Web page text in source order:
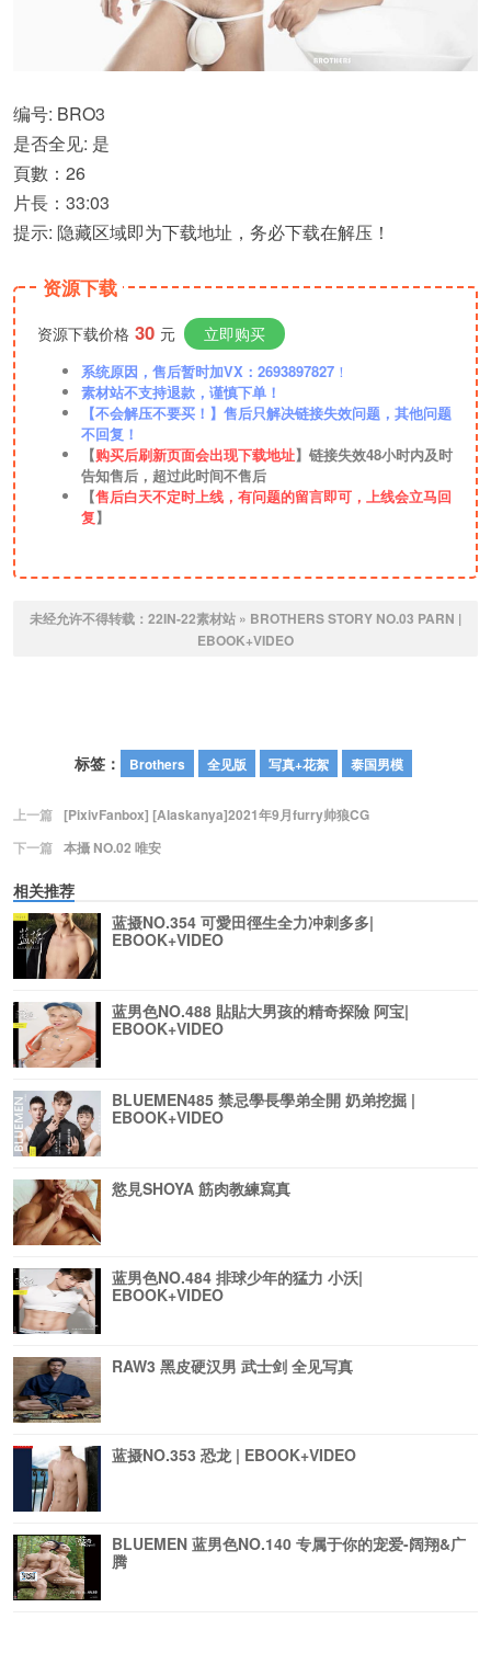
编号: BRO3
是否全见: 是
頁數：26
片長：33:03
提示: 隐藏区域即为下载地址，务必下载在解压！
资源下载
资源下载价格 30 元 立即购买
系统原因，售后暂时加VX：2693897827 ！
素材站不支持退款，谨慎下单！
【不会解压不要买！】售后只解决链接失效问题，其他问题
不回复！
【购买后刷新页面会出现下载地址】链接失效48小时内及时
告知售后，超过此时间不售后
【售后白天不定时上线，有问题的留言即可，上线会立马回
复】
未经允许不得转载： 22IN-22素材站 » BROTHERS STORY NO.03 ​PARN |
EBOOK+VIDEO
标签： Brothers 全见版 写真+花絮 泰国男模
上一篇
[PixivFanbox] [Alaskanya]2021年9月furry帅狼CG
下一篇 本攝 NO.02 唯安
相关推荐
蓝摄NO.354 可愛田徑生全力冲刺多多|
EBOOK+VIDEO
蓝男色NO.488 貼貼大男孩的精奇探險 阿宝|
EBOOK+VIDEO
BLUEMEN485 禁忌學長學弟全開 奶弟挖掘 |
EBOOK+VIDEO
慾見SHOYA 筋肉教練寫真
蓝男色NO.484 排球少年的猛力 小沃|
EBOOK+VIDEO
RAW3 黑皮硬汉男 武士剑 全见写真
蓝摄NO.353 恐龙 | EBOOK+VIDEO
BLUEMEN 蓝男色NO.140 专属于你的宠爱-阔翔&广
腾